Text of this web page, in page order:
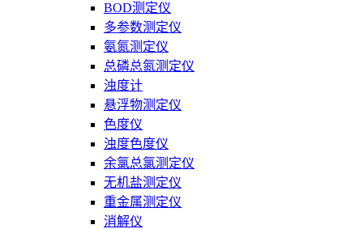
BOD测定仪
多参数测定仪
氨氮测定仪
总磷总氮测定仪
浊度计
悬浮物测定仪
色度仪
浊度色度仪
余氯总氯测定仪
无机盐测定仪
重金属测定仪
消解仪